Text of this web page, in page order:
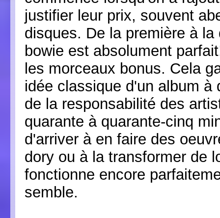
justifier leur prix, souvent
disques. De la première à
bowie est absolument
les morceaux bonus. Cela
idée classique d'un album
de la responsabilité des
quarante à quarante-cinq
d'arriver à en faire des
dory ou à la transformer de
fonctionne encore
semble.